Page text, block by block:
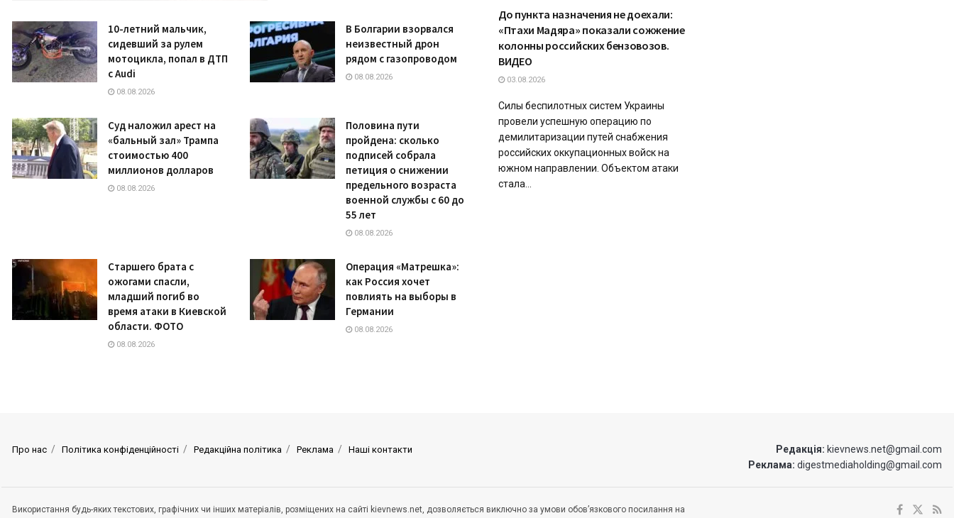
10-летний мальчик,
сидевший за рулем
мотоцикла, попал в ДТП
с Audi
08.08.2026
В Болгарии взорвался
неизвестный дрон
рядом с газопроводом
08.08.2026
Суд наложил арест на
«бальный зал» Трампа
стоимостью 400
миллионов долларов
08.08.2026
Половина пути
пройдена: сколько
подписей собрала
петиция о снижении
предельного возраста
военной службы с 60 до
55 лет
08.08.2026
Старшего брата с
ожогами спасли,
младший погиб во
время атаки в Киевской
области. ФОТО
08.08.2026
Операция «Матрешка»:
как Россия хочет
повлиять на выборы в
Германии
08.08.2026
До пункта назначения не доехали:
«Птахи Мадяра» показали сожжение
колонны российских бензовозов.
ВИДЕО
03.08.2026
Силы беспилотных систем Украины
провели успешную операцию по
демилитаризации путей снабжения
российских оккупационных войск на
южном направлении. Объектом атаки
стала...
Про нас Політика конфіденційності Редакційна політика Реклама Наші контакти Редакція: kievnews.net@gmail.com
Реклама: digestmediaholding@gmail.com
Використання будь-яких текстових, графічних чи інших матеріалів, розміщених на сайті kievnews.net, дозволяється виключно за умови обов’язкового посилання на